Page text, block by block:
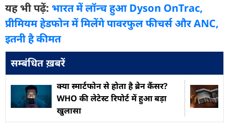
यह भी पढ़ें: भारत में लॉन्च हुआ Dyson OnTrac,
प्रीमियम हेडफोन में मिलेंगे पावरफुल फीचर्स और ANC,
इतनी है कीमत
सम्बंधित ख़बरें
क्या स्मार्टफोन से होता है ब्रेन कैंसर?
WHO की लेटेस्ट रिपोर्ट में हुआ बड़ा
खुलासा